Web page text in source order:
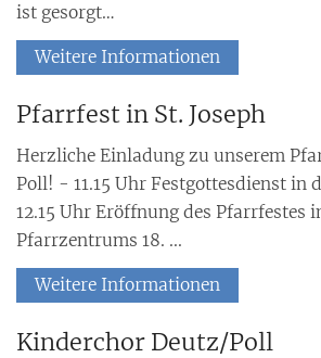
ist gesorgt…
Weitere Informationen
Pfarrfest in St. Joseph
Herzliche Einladung zu unserem
Poll! - 11.15 Uhr Festgottesdienst in
12.15 Uhr Eröffnung des Pfarrfestes
Pfarrzentrums 18. ...
Weitere Informationen
Kinderchor Deutz/Poll